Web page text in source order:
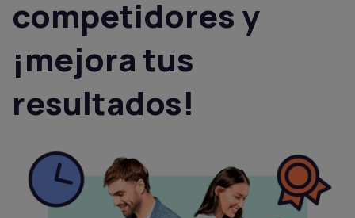
competidores y
¡mejora tus
resultados!